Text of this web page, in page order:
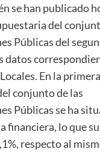
se han publicado
del
Públicas del
datos
En la
conjunto de las
Públicas se ha
financiera, lo que
respecto al